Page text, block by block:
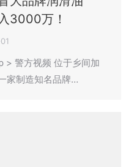
3000万！
> 警方视频 位于乡间加
家制造知名品牌…